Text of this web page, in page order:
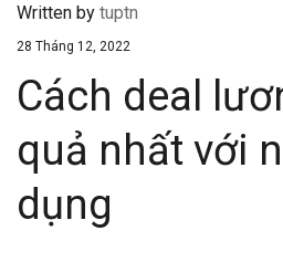
Written by tuptn
28 Tháng 12, 2022
Cách deal
quả nhất với
dụng